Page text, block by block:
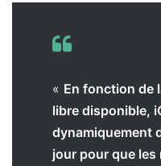
« En fonction de
libre disponible,
dynamiquement
jour pour que les